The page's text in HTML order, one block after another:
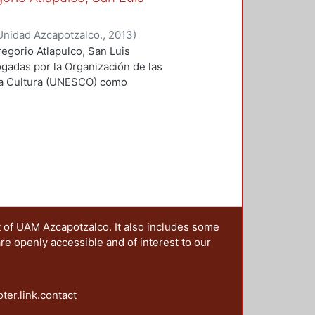
Azcapotzalco., 2013)
Atlapulco, San Luis
por la Organización de las
Cultura (UNESCO) como
planes de rescate y las
internacional de la
de preservar su
los descomunales procesos
todo esa extensa área lacustre
140 kilómetros de canales.
UAM Azcapotzalco. It also includes some
openly accessible and of interest to our